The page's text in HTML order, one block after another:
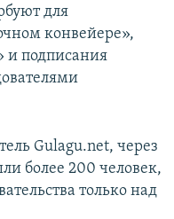
для
конвейере»,
и подписания
Gulagu.net, через
более 200 человек,
только над